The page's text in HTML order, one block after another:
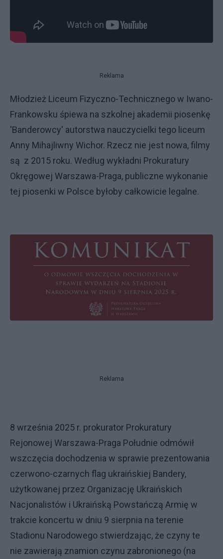
Reklama
Młodzież Liceum Fizyczno-Technicznego w Iwano-
Frankowsku śpiewa na szkolnej akademii piosenkę
'Banderowcy' autorstwa nauczycielki tego liceum
Anny Mihajliwny Wichor. Rzecz nie jest nowa, filmy
są z 2015 roku. Według wykładni Prokuratury
Okręgowej Warszawa-Praga, publiczne wykonanie
tej piosenki w Polsce byłoby całkowicie legalne.
Reklama
8 września 2025 r. prokurator Prokuratury
Rejonowej Warszawa-Praga Południe odmówił
wszczęcia dochodzenia w sprawie prezentowania
czerwono-czarnych flag ukraińskiej Bandery,
użytkowanej przez Organizację Ukraińskich
Nacjonalistów i Ukraińską Powstańczą Armię w
trakcie koncertu w dniu 9 sierpnia na terenie
Stadionu Narodowego stwierdzając, że czyny te
nie zawierają znamion czynu zabronionego (na